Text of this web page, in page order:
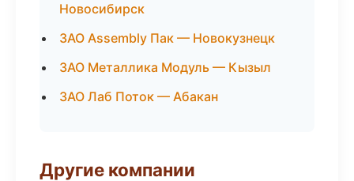
Новосибирск
ЗАО Assembly Пак — Новокузнецк
ЗАО Металлика Модуль — Кызыл
ЗАО Лаб Поток — Абакан
Другие компании